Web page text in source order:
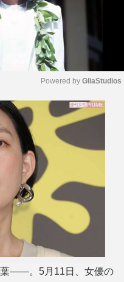
M
Powered by GliaStudios
葉――。5月11日、女優の